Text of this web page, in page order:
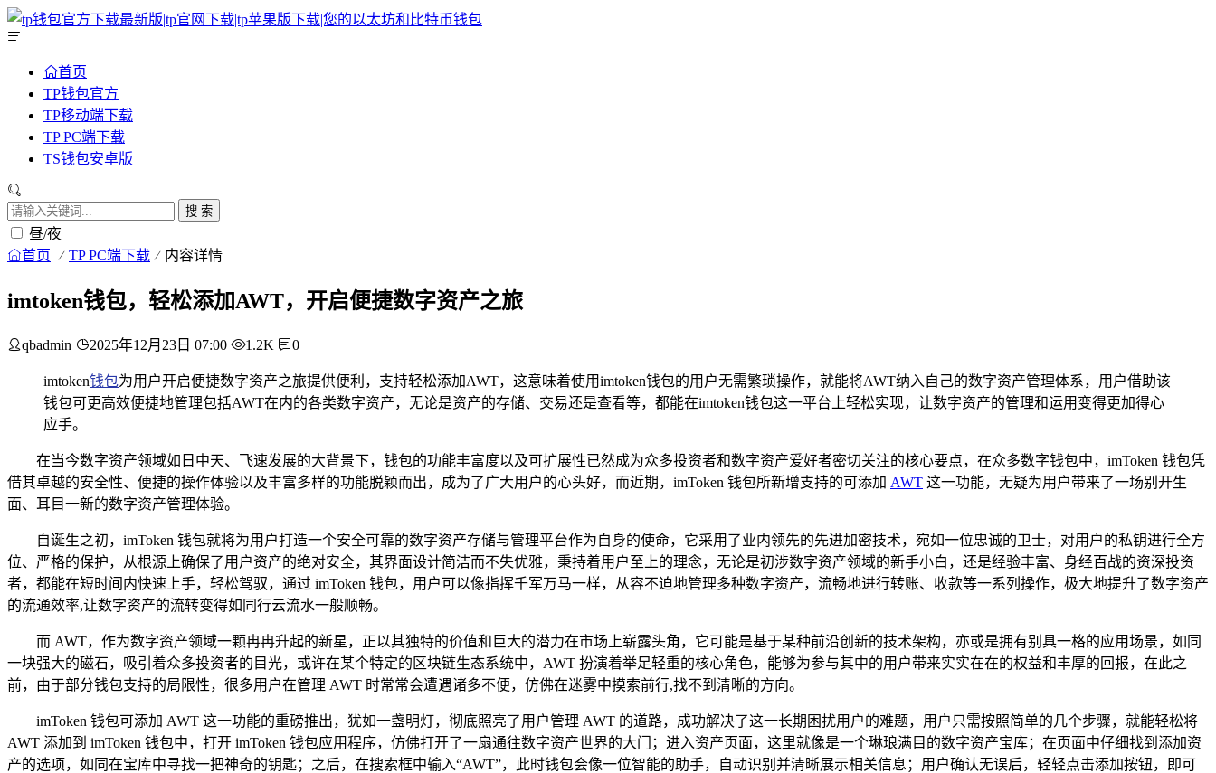
首页
TP钱包官方
TP移动端下载
TP PC端下载
TS钱包安卓版
搜 索
昼/夜
首页 TP PC端下载 内容详情
imtoken钱包，轻松添加AWT，开启便捷数字资产之旅
qbadmin 2025年12月23日 07:00 1.2K 0
imtoken钱包为用户开启便捷数字资产之旅提供便利，支持轻松添加AWT，这意味着使用imtoken钱包的用户无需繁琐操作，就能将AWT纳入自己的数字资产管理体系，用户借助该
钱包可更高效便捷地管理包括AWT在内的各类数字资产，无论是资产的存储、交易还是查看等，都能在imtoken钱包这一平台上轻松实现，让数字资产的管理和运用变得更加得心
应手。
在当今数字资产领域如日中天、飞速发展的大背景下，钱包的功能丰富度以及可扩展性已然成为众多投资者和数字资产爱好者密切关注的核心要点，在众多数字钱包中，imToken 钱包凭
借其卓越的安全性、便捷的操作体验以及丰富多样的功能脱颖而出，成为了广大用户的心头好，而近期，imToken 钱包所新增支持的可添加 AWT 这一功能，无疑为用户带来了一场别开生
面、耳目一新的数字资产管理体验。
自诞生之初，imToken 钱包就将为用户打造一个安全可靠的数字资产存储与管理平台作为自身的使命，它采用了业内领先的先进加密技术，宛如一位忠诚的卫士，对用户的私钥进行全方
位、严格的保护，从根源上确保了用户资产的绝对安全，其界面设计简洁而不失优雅，秉持着用户至上的理念，无论是初涉数字资产领域的新手小白，还是经验丰富、身经百战的资深投资
者，都能在短时间内快速上手，轻松驾驭，通过 imToken 钱包，用户可以像指挥千军万马一样，从容不迫地管理多种数字资产，流畅地进行转账、收款等一系列操作，极大地提升了数字资产
的流通效率,让数字资产的流转变得如同行云流水一般顺畅。
而 AWT，作为数字资产领域一颗冉冉升起的新星，正以其独特的价值和巨大的潜力在市场上崭露头角，它可能是基于某种前沿创新的技术架构，亦或是拥有别具一格的应用场景，如同
一块强大的磁石，吸引着众多投资者的目光，或许在某个特定的区块链生态系统中，AWT 扮演着举足轻重的核心角色，能够为参与其中的用户带来实实在在的权益和丰厚的回报，在此之
前，由于部分钱包支持的局限性，很多用户在管理 AWT 时常常会遭遇诸多不便，仿佛在迷雾中摸索前行,找不到清晰的方向。
imToken 钱包可添加 AWT 这一功能的重磅推出，犹如一盏明灯，彻底照亮了用户管理 AWT 的道路，成功解决了这一长期困扰用户的难题，用户只需按照简单的几个步骤，就能轻松将
AWT 添加到 imToken 钱包中，打开 imToken 钱包应用程序，仿佛打开了一扇通往数字资产世界的大门；进入资产页面，这里就像是一个琳琅满目的数字资产宝库；在页面中仔细找到添加资
产的选项，如同在宝库中寻找一把神奇的钥匙；之后，在搜索框中输入“AWT”，此时钱包会像一位智能的助手，自动识别并清晰展示相关信息；用户确认无误后，轻轻点击添加按钮，即可